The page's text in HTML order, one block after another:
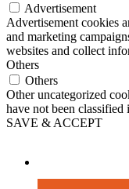
Advertisement
Advertisement cookies
and marketing
websites and collect
Others
Others
Other uncategorized
have not been classified
SAVE & ACCEPT